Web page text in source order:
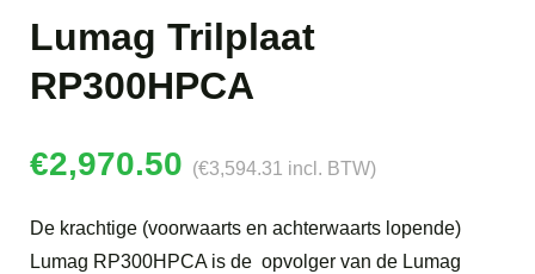
Lumag Trilplaat
RP300HPCA
€2,970.50 (€3,594.31 incl. BTW)
De krachtige (voorwaarts en achterwaarts lopende)
Lumag RP300HPCA is de opvolger van de Lumag